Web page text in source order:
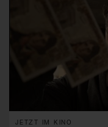
JETZT IM KINO